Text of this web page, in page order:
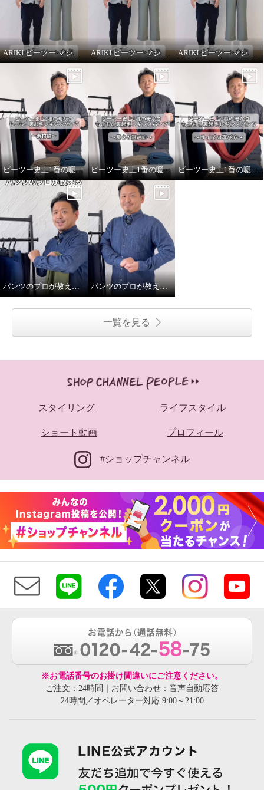
ARIKI ピーツー マシュマロ起毛ソフトワイドパンツ〜改善ポイント②〜 ARIKI ピーツー マシュマロ起毛ソフトワイドパンツ〜全カラー紹介〜 ARIKI ピーツー マシュマロ起毛ソフトワイドパンツ〜股下丈について〜
ピーツー史上1番の暖かさもこもこ裏起毛レギンスパンツ〜素材編〜 ピーツー史上1番の暖かさもこもこ裏起毛レギンスパンツ〜長さの選び方〜 ピーツー史上1番の暖かさもこもこ裏起毛レギンスパンツ〜サイズの選び方〜
パンツのプロが教える 〜素材編〜
一覧を見る
スタイリング ライフスタイル
ショート動画 プロフィール
#ショップチャンネル
※お電話番号のお掛け間違いにご注意ください。
ご注文：24時間｜お問い合わせ：音声自動応答
24時間／オペレーター対応 9:00～21:00